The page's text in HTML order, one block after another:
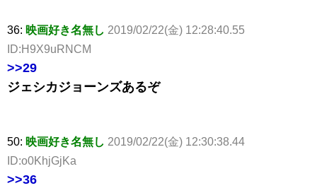
36: 映画好き名無し 2019/02/22(金) 12:28:40.55
ID:H9X9uRNCM
>>29
ジェシカジョーンズあるぞ
50: 映画好き名無し 2019/02/22(金) 12:30:38.44
ID:o0KhjGjKa
>>36